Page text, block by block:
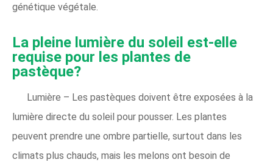
génétique végétale.
La pleine lumière du soleil est-elle
requise pour les plantes de
pastèque?
Lumière – Les pastèques doivent être exposées à la
lumière directe du soleil pour pousser. Les plantes
peuvent prendre une ombre partielle, surtout dans les
climats plus chauds, mais les melons ont besoin de